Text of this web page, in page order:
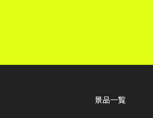
景品一覧